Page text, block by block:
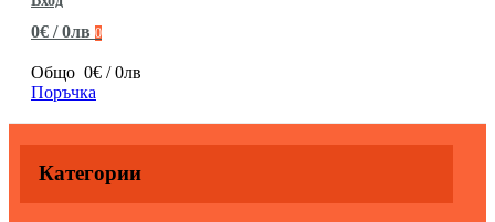
0€ / 0лв 0
Общо 0€ / 0лв
Поръчка
Категории